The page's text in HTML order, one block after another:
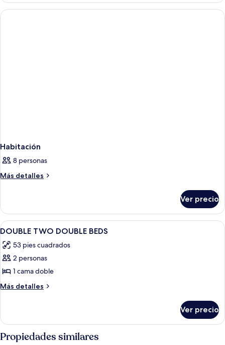
Habitación
8 personas
Más detalles
Más
Ver precio
Abrir
todas
las
fotos
de
DOUBLE
BEDS
Edredón, camas con pillow-top y
4
DOUBLE TWO DOUBLE BEDS
53 pies cuadrados
2 personas
1 cama doble
Más detalles
Más
TWO
BEDS
Ver precio
Propiedades similares